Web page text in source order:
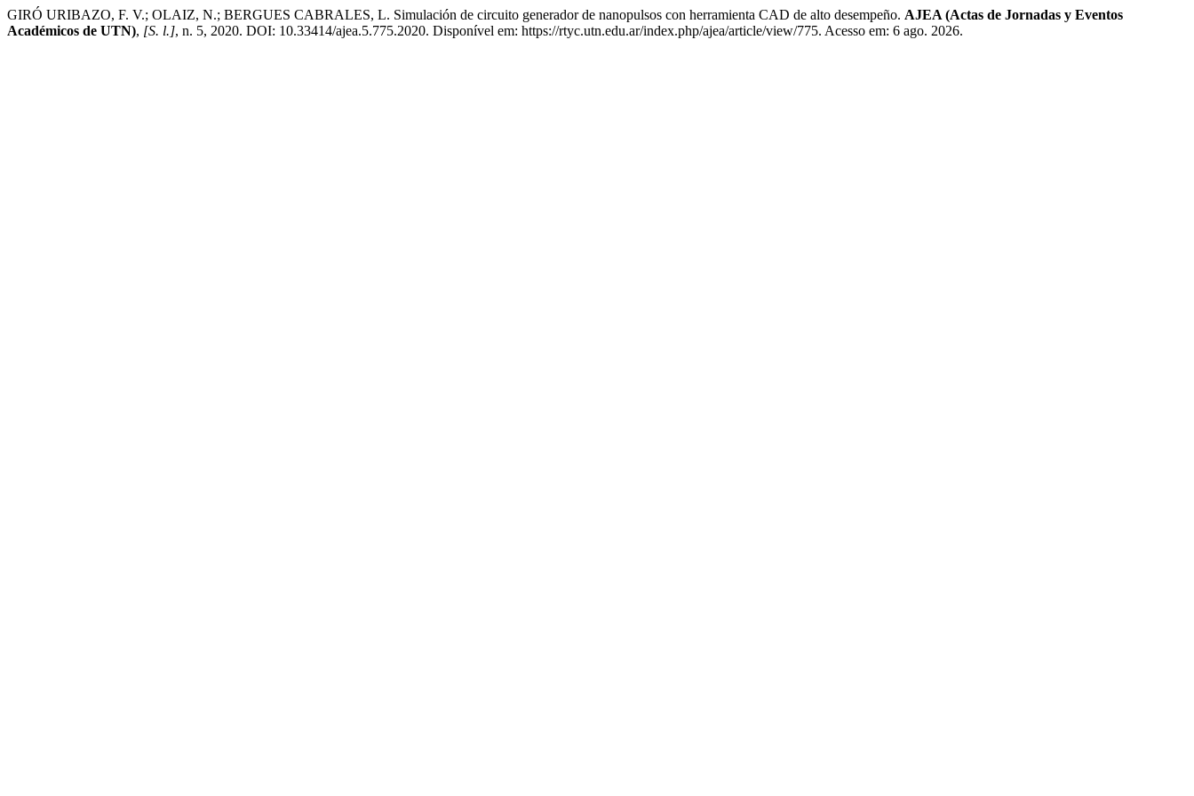
GIRÓ URIBAZO, F. V.; OLAIZ, N.; BERGUES CABRALES, L. Simulación de circuito generador de nanopulsos con herramienta CAD de alto desempeño. AJEA (Actas de Jornadas y Eventos
Académicos de UTN), [S. l.], n. 5, 2020. DOI: 10.33414/ajea.5.775.2020. Disponível em: https://rtyc.utn.edu.ar/index.php/ajea/article/view/775. Acesso em: 6 ago. 2026.